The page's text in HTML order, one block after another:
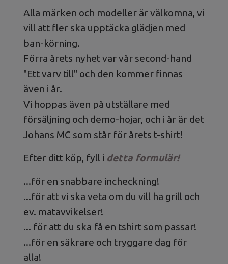
Alla märken och modeller är välkomna, vi
vill att fler ska upptäcka glädjen med
ban-körning.
Förra årets nyhet var vår second-hand
"Ett varv till" och den kommer finnas
även i år.
Vi hoppas även på utställare med
försäljning och demo-hojar, och i år är det
Johans MC som står för årets t-shirt!
Efter ditt köp, fyll i detta formulär!
...för en snabbare incheckning!
...för att vi ska veta om du vill ha grill och
ev. matavvikelser!
... för att du ska få en tshirt som passar!
...för en säkrare och tryggare dag för
alla!